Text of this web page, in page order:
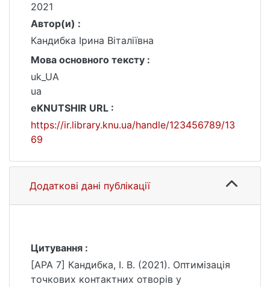
2021
Автор(и) :
Кандибка Ірина Віталіївна
Мова основного тексту :
uk_UA
ua
eKNUTSHIR URL :
https://ir.library.knu.ua/handle/123456789/13
69
Додаткові дані публікації
Цитування :
[APA 7] Кандибка, І. В. (2021). Оптимізація
точкових контактних отворів у